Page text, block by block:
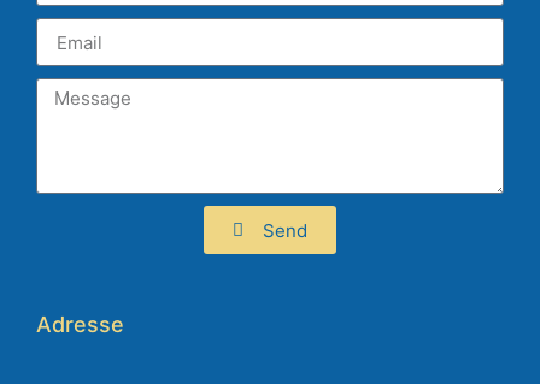
Send
Adresse